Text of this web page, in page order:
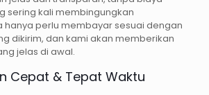
sering kali membingungkan
hanya perlu membayar sesuai dengan
dikirim, dan kami akan memberikan
jelas di awal.
Cepat & Tepat Waktu